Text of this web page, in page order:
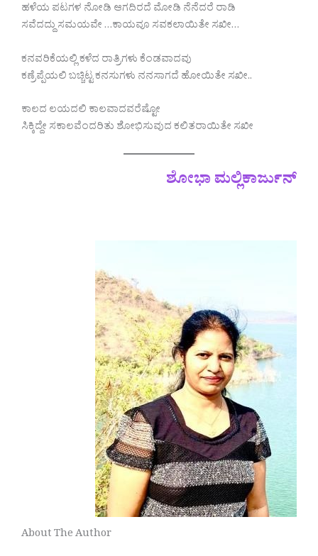
ಹಳೆಯ ಪಟಗಳ ನೋಡಿ ಆಗದಿರದೆ ಮೋಡಿ ನೆನೆದರೆ ರಾಡಿ
ಸವೆದದ್ದು ಸಮಯವೇ …ಕಾಯವೂ ಸವಕಲಾಯಿತೇ ಸಖೀ…
ಕನವರಿಕೆಯಲ್ಲಿ ಕಳೆದ ರಾತ್ರಿಗಳು ಕೆಂಡವಾದವು
ಕಣ್ರೆಪ್ಪೆಯಲಿ ಬಚ್ಚಿಟ್ಟ ಕನಸುಗಳು ನನಸಾಗದೆ ಹೋಯಿತೇ ಸಖೀ..
ಕಾಲದ ಲಯದಲಿ ಕಾಲವಾದವರೆಷ್ಟೋ
ಸಿಕ್ಕಿದ್ದೇ ಸಕಾಲವೆಂದರಿತು ಶೋಭಿಸುವುದ ಕಲಿತರಾಯಿತೇ ಸಖೀ
ಶೋಭಾ ಮಲ್ಲಿಕಾರ್ಜುನ್
About The Author